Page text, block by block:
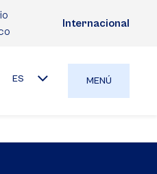
Internacional
ES MENÚ